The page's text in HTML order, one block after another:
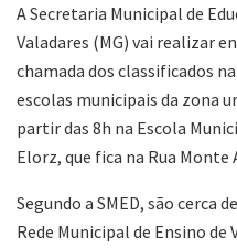
A Secretaria Municipal de
Valadares (MG) vai realizar
chamada dos classificados
escolas municipais da zona
partir das 8h na Escola
Elorz, que fica na Rua Monte
Segundo a SMED, são cerca
Rede Municipal de Ensino de